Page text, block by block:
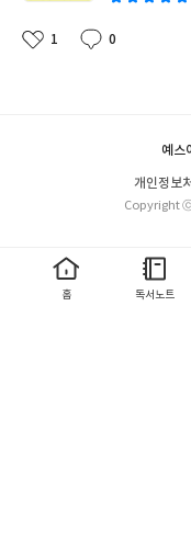
좋
1
댓
0
작
홈 독서노트
예스
개인정보
Copyright